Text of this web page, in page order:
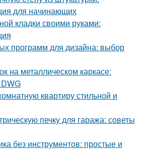
для начинающих
кладки своими руками:
программ для дизайна: выбор
на металлическом каркасе:
квартиру стильной и
печку для гаража: советы
без инструментов: простые и